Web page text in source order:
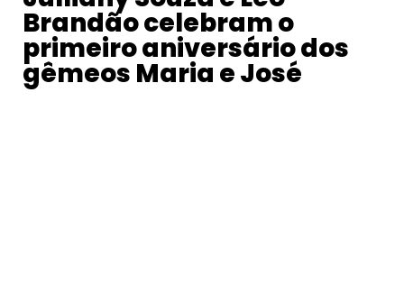
Brandão celebram o
primeiro aniversário dos
gêmeos Maria e José